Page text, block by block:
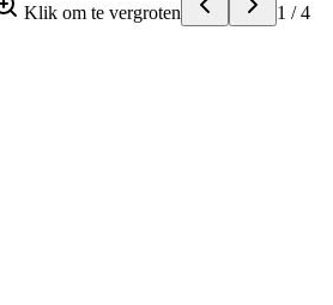
Klik om te vergroten 1 /4